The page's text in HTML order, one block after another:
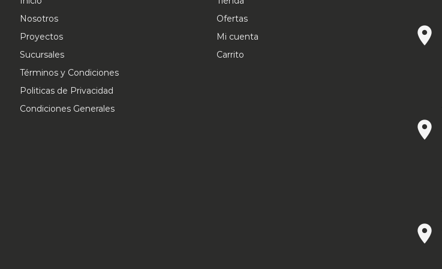
Nosotros
Proyectos
Sucursales
Términos y Condiciones
Politicas de Privacidad
Condiciones Generales
Ofertas
Mi cuenta
Carrito
place
place
place